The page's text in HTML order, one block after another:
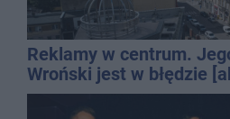
Reklamy w centrum.
Wroński jest w błędzie